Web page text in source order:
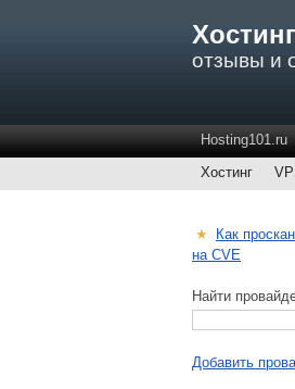
отзывы и
Hosting101.ru
Хостинг
★ Как
на CVE
Найти
Добавить